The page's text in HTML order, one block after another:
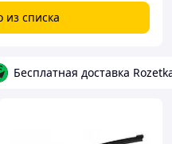
из списка
Бесплатная доставка